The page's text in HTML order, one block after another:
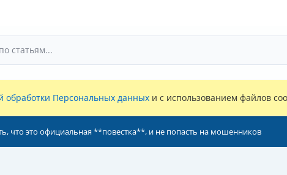
обработки Персональных данных и с использованием файлов
что это официальная **повестка**, и не попасть на мошенников